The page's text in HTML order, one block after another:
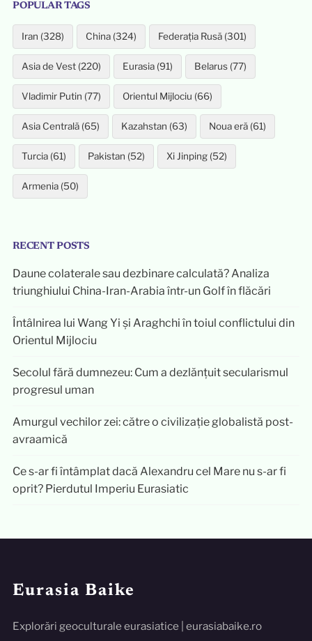
POPULAR TAGS
Iran (328) China (324) Federația Rusă (301)
Asia de Vest (220) Eurasia (91) Belarus (77)
Vladimir Putin (77) Orientul Mijlociu (66)
Asia Centrală (65) Kazahstan (63) Noua eră (61)
Turcia (61) Pakistan (52) Xi Jinping (52)
Armenia (50)
RECENT POSTS
Daune colaterale sau dezbinare calculată? Analiza
triunghiului China-Iran-Arabia într-un Golf în flăcări
Întâlnirea lui Wang Yi și Araghchi în toiul conflictului din
Orientul Mijlociu
Secolul fără dumnezeu: Cum a dezlănțuit secularismul
progresul uman
Amurgul vechilor zei: către o civilizație globalistă post-
avraamică
Ce s-ar fi întâmplat dacă Alexandru cel Mare nu s-ar fi
oprit? Pierdutul Imperiu Eurasiatic
Eurasia Baike
Explorări geoculturale eurasiatice | eurasiabaike.ro